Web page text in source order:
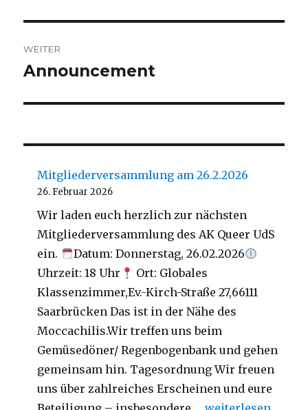
WEITER
Nächster
Announcement
Mitgliederversammlung am 26.2.2026
26. Februar 2026
Wir laden euch herzlich zur nächsten
Mitgliederversammlung des AK Queer UdS
ein.
Datum: Donnerstag, 26.02.2026
Uhrzeit: 18 Uhr
Ort: Globales
Klassenzimmer,Ev.-Kirch-Straße 27,66111
Saarbrücken Das ist in der Nähe des
Moccachilis.Wir treffen uns beim
Gemüsedöner/ Regenbogenbank und gehen
gemeinsam hin. Tagesordnung Wir freuen
uns über zahlreiches Erscheinen und eure